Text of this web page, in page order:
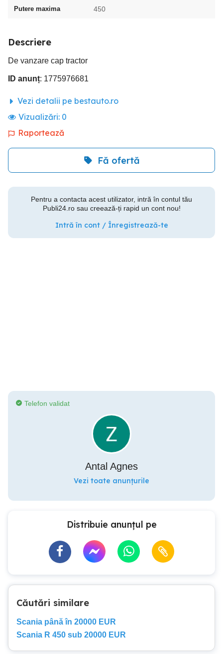
Putere maxima 450
Descriere
De vanzare cap tractor
ID anunț: 1775976681
Vezi detalii pe bestauto.ro
Vizualizări: 0
Raportează
Fă ofertă
Pentru a contacta acest utilizator, intră în contul tău
Publi24.ro sau creează-ți rapid un cont nou!
Intră în cont / Înregistrează-te
Telefon validat
Antal Agnes
Vezi toate anunțurile
Distribuie anunțul pe
Căutări similare
Scania până în 20000 EUR
Scania R 450 sub 20000 EUR